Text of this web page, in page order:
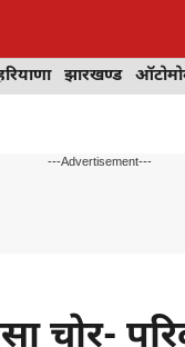
झारखण्ड
---Advertisement---